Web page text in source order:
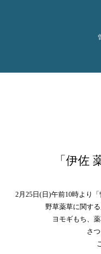
「伊佐
2月25日(日)午前10時より
野草薬草に関す
ヨモギもち、
さ